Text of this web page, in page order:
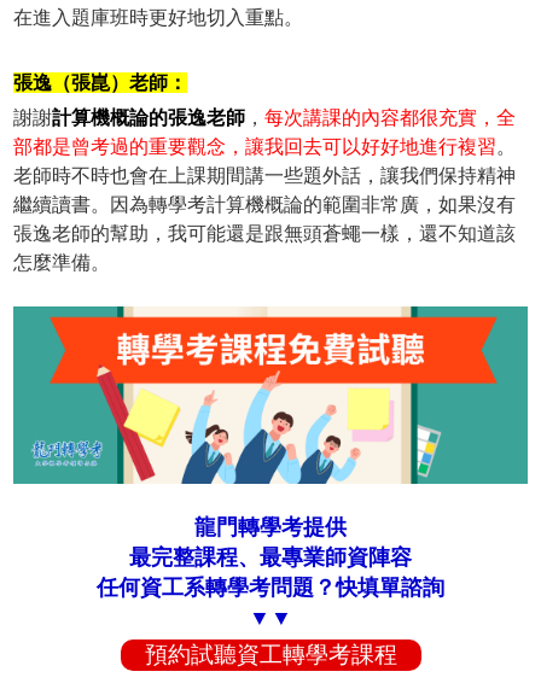
在進入題庫班時更好地切入重點。
張逸（張崑）老師：
謝謝計算機概論的張逸老師 ，每次講課的內容都很充實，全
部都是曾考過的重要觀念，讓我回去可以好好地進行複習。
老師時不時也會在上課期間講一些題外話，讓我們保持精神
繼續讀書。因為轉學考計算機概論的範圍非常廣，如果沒有
張逸老師的幫助，我可能還是跟無頭蒼蠅一樣，還不知道該
怎麼準備。
龍門轉學考提供
最完整課程、最專業師資陣容
任何資工系轉學考問題？快填單諮詢
▼▼
預約試聽資工轉學考課程